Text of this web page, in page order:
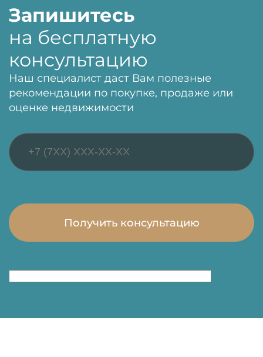
Запишитесь
на бесплатную
консультацию
Наш специалист даст Вам полезные
рекомендации по покупке, продаже или
оценке недвижимости